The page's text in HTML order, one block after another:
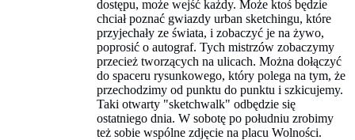
dostępu, może wejść każdy. Może ktoś będzie
chciał poznać gwiazdy urban sketchingu, które
przyjechały ze świata, i zobaczyć je na żywo,
poprosić o autograf. Tych mistrzów zobaczymy
przecież tworzących na ulicach. Można dołączyć
do spaceru rysunkowego, który polega na tym, że
przechodzimy od punktu do punktu i szkicujemy.
Taki otwarty "sketchwalk" odbędzie się
ostatniego dnia. W sobotę po południu zrobimy
też sobie wspólne zdjęcie na placu Wolności.